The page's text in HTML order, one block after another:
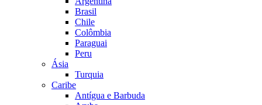
Brasil
Chile
Colômbia
Paraguai
Peru
Ásia
Turquia
Caribe
Antígua e Barbuda